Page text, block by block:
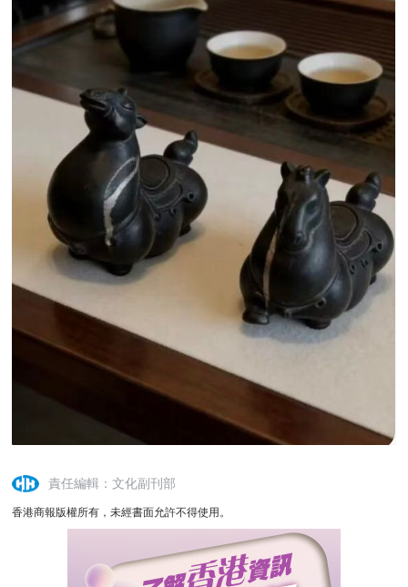
責任編輯：文化副刊部
香港商報版權所有，未經書面允許不得使用。